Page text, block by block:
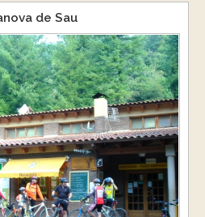
de Sau